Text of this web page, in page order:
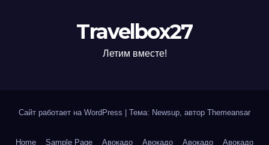
Travelbox27
Летим вместе!
Сайт работает на WordPress Тема: Newsup, автор Themeansar
Home Sample Page Авокадо Авокадо Авокадо Авокадо